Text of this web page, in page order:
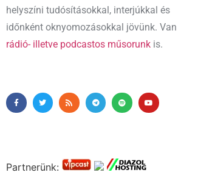
helyszíni tudósításokkal, interjúkkal és
időnként oknyomozásokkal jövünk. Van
rádió- illetve podcastos műsorunk is.
Partnerünk: